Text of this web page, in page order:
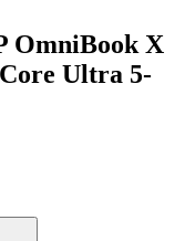
OmniBook X
Ultra 5-